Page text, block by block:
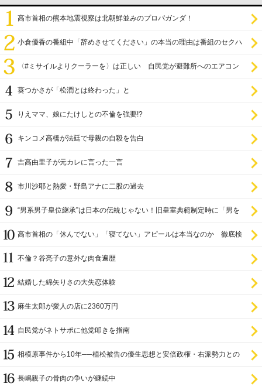
高市首相の熊本地震視察は北朝鮮並みのプロパガンダ！
小倉優香の番組中「辞めさせてください」の本当の理由は番組のセクハ
〈#ミサイルよりクーラーを〉は正しい 自民党が避難所へのエアコン
葵つかさが「松潤とは終わった」と
りえママ、娘にたけしとの不倫を強要!?
キンコメ高橋が法廷で母親の自殺を告白
吉高由里子が元カレに言った一言
市川沙耶と熱愛・野島アナに二股の過去
“男系男子皇位継承”は日本の伝統じゃない！旧皇室典範制定時に「男を
高市首相の「休んでない」「寝てない」アピールは本当なのか 徹底検
不倫？谷亮子の意外な肉食遍歴
結婚した綿矢りさの大失恋体験
麻生太郎が愛人の店に2360万円
自民党がネトサポに他党叩きを指南
相模原事件から10年──植松被告の優生思想と安倍政権・右派勢力との
長嶋親子の骨肉の争いが継続中